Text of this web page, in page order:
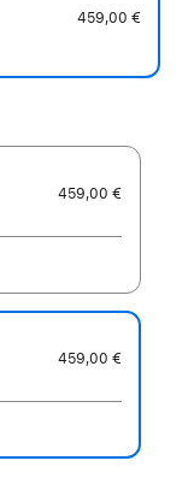
459,00 €
459,00 €
459,00 €